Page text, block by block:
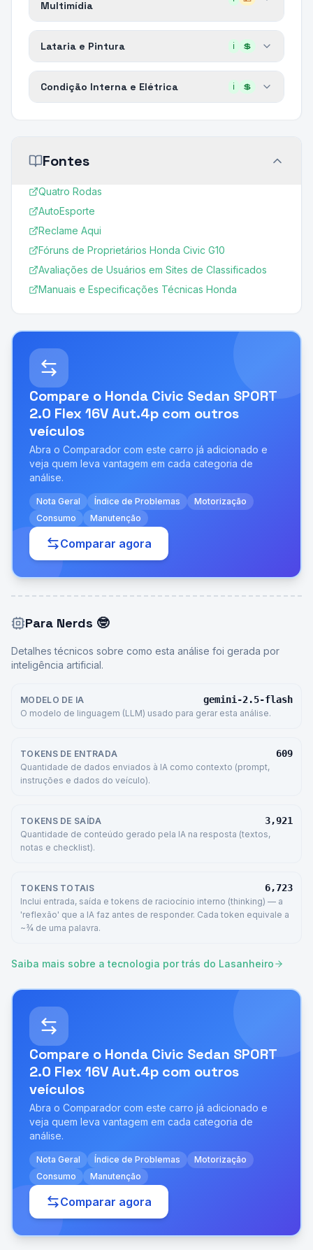
Multimídia
Lataria e Pintura ℹ️ 💲
Condição Interna e Elétrica ℹ️ 💲
Fontes
Quatro Rodas
AutoEsporte
Reclame Aqui
Fóruns de Proprietários Honda Civic G10
Avaliações de Usuários em Sites de Classificados
Manuais e Especificações Técnicas Honda
Compare o Honda Civic Sedan SPORT
2.0 Flex 16V Aut.4p com outros
veículos
Abra o Comparador com este carro já adicionado e
veja quem leva vantagem em cada categoria de
análise.
Nota Geral Índice de Problemas
Motorização
Consumo
Manutenção
Comparar agora
Para Nerds 🤓
Detalhes técnicos sobre como esta análise foi gerada por
inteligência artificial.
MODELO DE IA gemini-2.5-flash
O modelo de linguagem (LLM) usado para gerar esta análise.
TOKENS DE ENTRADA 609
Quantidade de dados enviados à IA como contexto (prompt,
instruções e dados do veículo).
TOKENS DE SAÍDA 3,921
Quantidade de conteúdo gerado pela IA na resposta (textos,
notas e checklist).
TOKENS TOTAIS 6,723
Inclui entrada, saída e tokens de raciocínio interno (thinking) — a
'reflexão' que a IA faz antes de responder. Cada token equivale a
~¾ de uma palavra.
Saiba mais sobre a tecnologia por trás do Lasanheiro
Compare o Honda Civic Sedan SPORT
2.0 Flex 16V Aut.4p com outros
veículos
Abra o Comparador com este carro já adicionado e
veja quem leva vantagem em cada categoria de
análise.
Nota Geral Índice de Problemas
Motorização
Consumo
Manutenção
Comparar agora